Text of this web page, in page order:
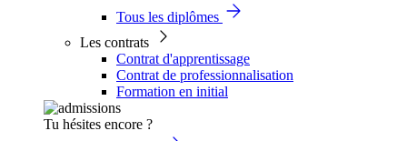
Tous les diplômes
Les contrats
Contrat d'apprentissage
Contrat de professionnalisation
Formation en initial
Tu hésites encore ?